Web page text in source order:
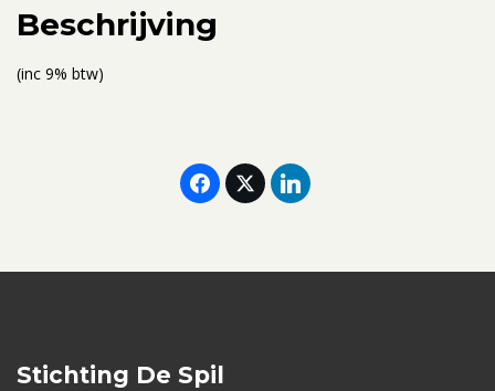
(twee
gedeelde
Beschrijving
(inc 9% btw)
Stichting De Spil